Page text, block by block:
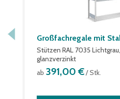
Großfachregale mit
Stützen RAL 7035
glanzverzinkt
ab 391,00 €/ Stk.